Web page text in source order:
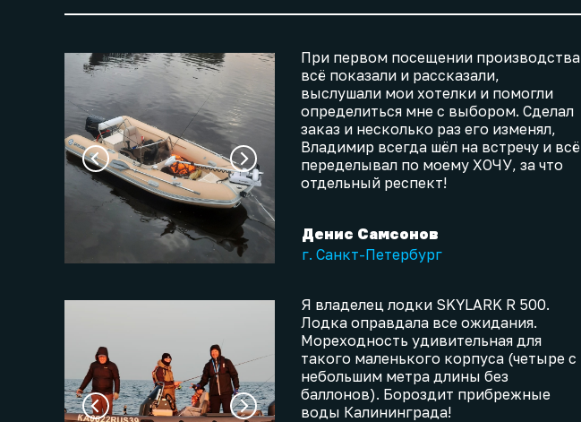
При первом посещении производства
всё показали и рассказали,
выслушали мои хотелки и помогли
определиться мне с выбором. Сделал
заказ и несколько раз его изменял,
Владимир всегда шёл на встречу и всё
переделывал по моему ХОЧУ, за что
отдельный респект!
Денис Самсонов
г. Санкт-Петербург
Я владелец лодки SKYLARK R 500.
Лодка оправдала все ожидания.
Мореходность удивительная для
такого маленького корпуса (четыре с
небольшим метра длины без
баллонов). Бороздит прибрежные
воды Калининграда!